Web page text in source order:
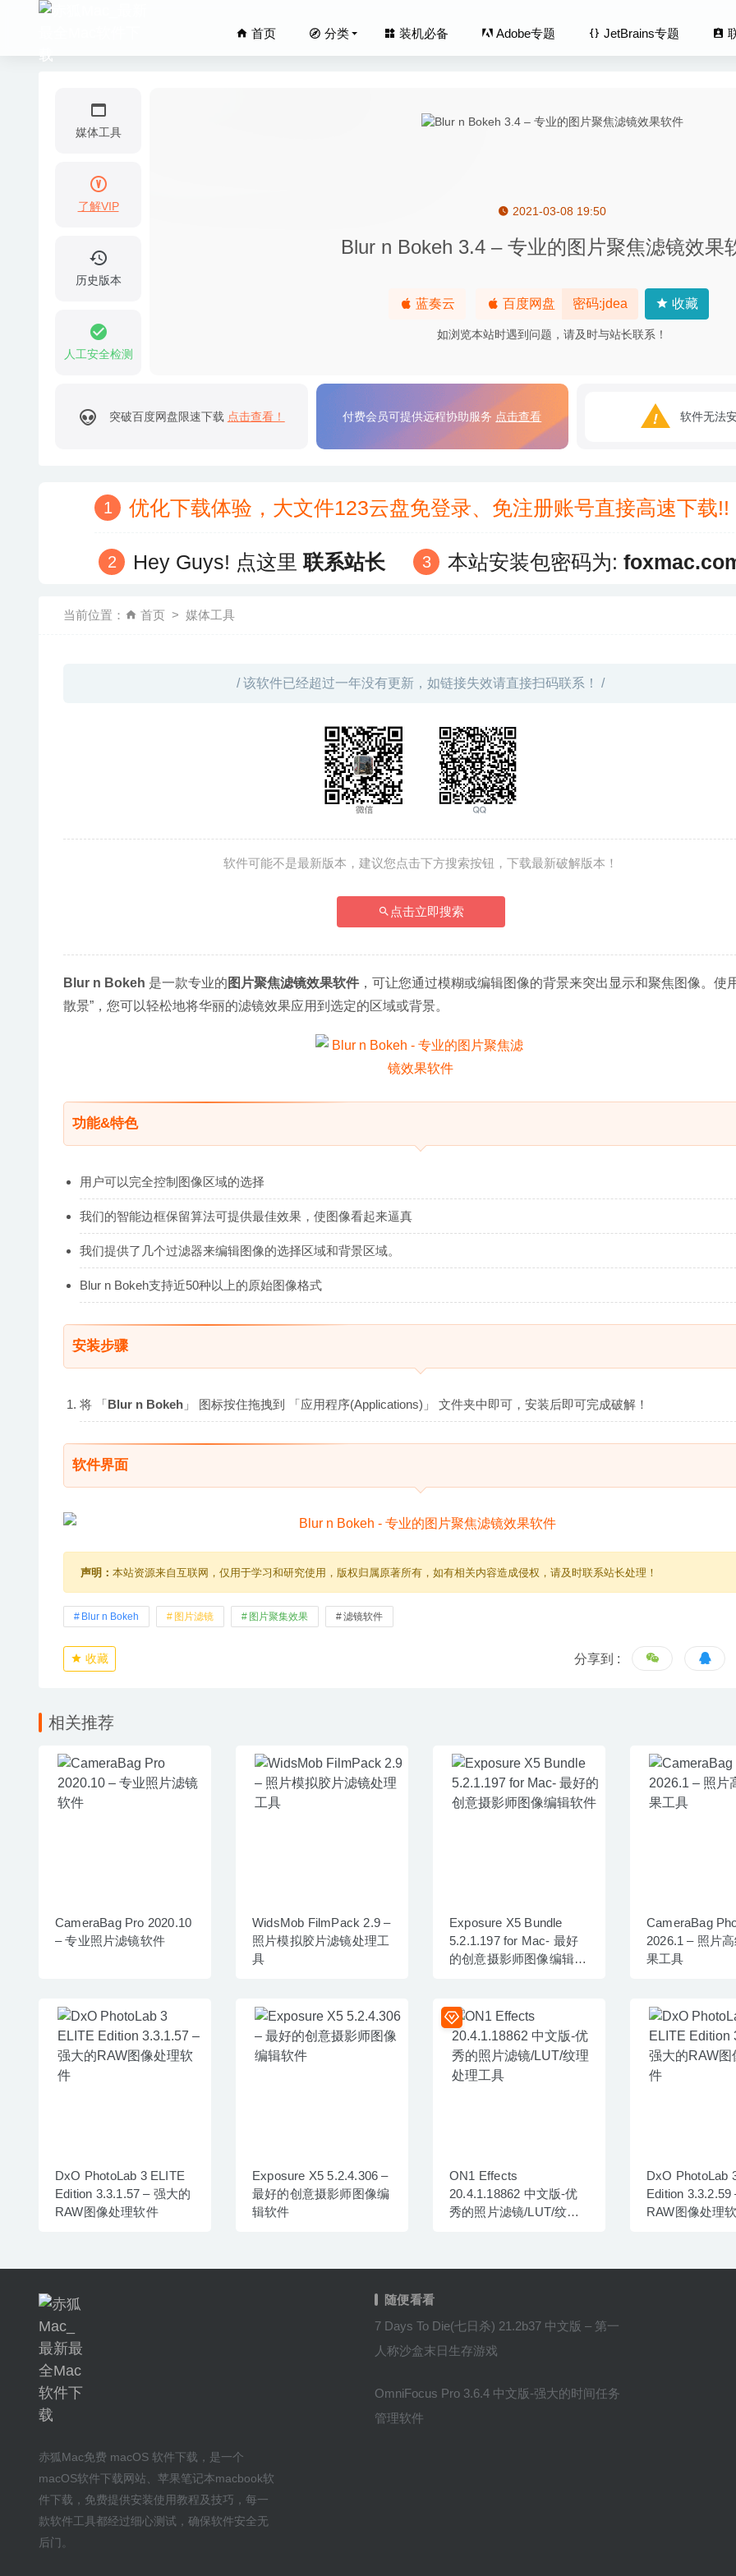
首页 分类 装机必备 Adobe专题 JetBrains专题
媒体工具
了解VIP
历史版本
人工安全检测
2021-03-08 19:50
Blur n Bokeh 3.4 – 专业的图片聚焦滤镜效果
蓝奏云 百度网盘 密码:jdea 收藏
如浏览本站时遇到问题，请及时与站长联系！
突破百度网盘限速下载 点击查看！ 付费会员可提供远程协助服务 点击查看 软件无法
优化下载体验，大文件123云盘免登录、免注册账号直接高速下
Hey Guys! 点这里联系站长 本站安装包密码为:
当前位置： 首页 媒体工具
/ 该软件已经超过一年没有更新，如链接失效请直接扫码联系！ /
软件可能不是最新版本，建议您点击下方搜索按钮，下载最新破解版本！
点击立即搜索
Blur n Bokeh 是一款专业的 图片聚焦滤镜效果软件 ，可让您通过模糊或编辑图像的背景来突出显示和聚焦图像。使
散景”，您可以轻松地将华丽的滤镜效果应用到选定的区域或背景。
功能&特色
用户可以完全控制图像区域的选择
我们的智能边框保留算法可提供最佳效果，使图像看起来逼真
我们提供了几个过滤器来编辑图像的选择区域和背景区域。
Blur n Bokeh支持近50种以上的原始图像格式
安装步骤
将 「Blur n Bokeh 」 图标按住拖拽到 「应用程序(Applications)」 文件夹中即可，安装后即可完成破解！
软件界面
声明： 本站资源来自互联网，仅用于学习和研究使用，版权归属原著所有，如有相关内容造成侵权，请及时联系站长处理！
Blur n Bokeh 图片滤镜 图片聚集效果 滤镜软件
收藏 分享到 :
相关推荐
CameraBag Pro 2020.10
– 专业照片滤镜软件
WidsMob FilmPack 2.9 –
照片模拟胶片滤镜处理工
具
Exposure X5 Bundle
5.2.1.197 for Mac- 最好
的创意摄影师图像编辑软
CameraBag
2026.1 – 照片
果工具
DxO PhotoLab 3 ELITE
Edition 3.3.1.57 – 强大的
RAW图像处理软件
Exposure X5 5.2.4.306 –
最好的创意摄影师图像编
辑软件
ON1 Effects
20.4.1.18862 中文版-优
秀的照片滤镜/LUT/纹理
DxO PhotoLab
Edition 3.3.2.59
RAW图像处理
赤狐Mac免费 macOS 软件下载 ，是一个
macOS软件下载网站
苹果笔记本macbook软
件下载 ，免费提供安装使用教程及技巧 ，每一
款软件工具都经过细心测试，确保软件安全无
后门。
随便看看
7 Days To Die(七日杀) 21.2b37 中文版 – 第一
人称沙盒末日生存游戏
OmniFocus Pro 3.6.4 中文版-强大的时间任务
管理软件
Integrity Pro 9.8.5 破解版–网站死链清理及优化工具 2020-08-21
JixiPix Rip Studio Pro 1.1.12 – 照片拼接编辑合成工具 2020-07-10
Cascadea 1.5.1 – 修改任意网站的外观样式 2020-04-19